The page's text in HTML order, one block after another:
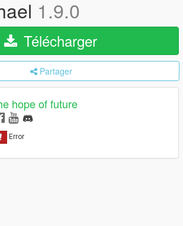
1.9.0
Télécharger
Partager
hope of future